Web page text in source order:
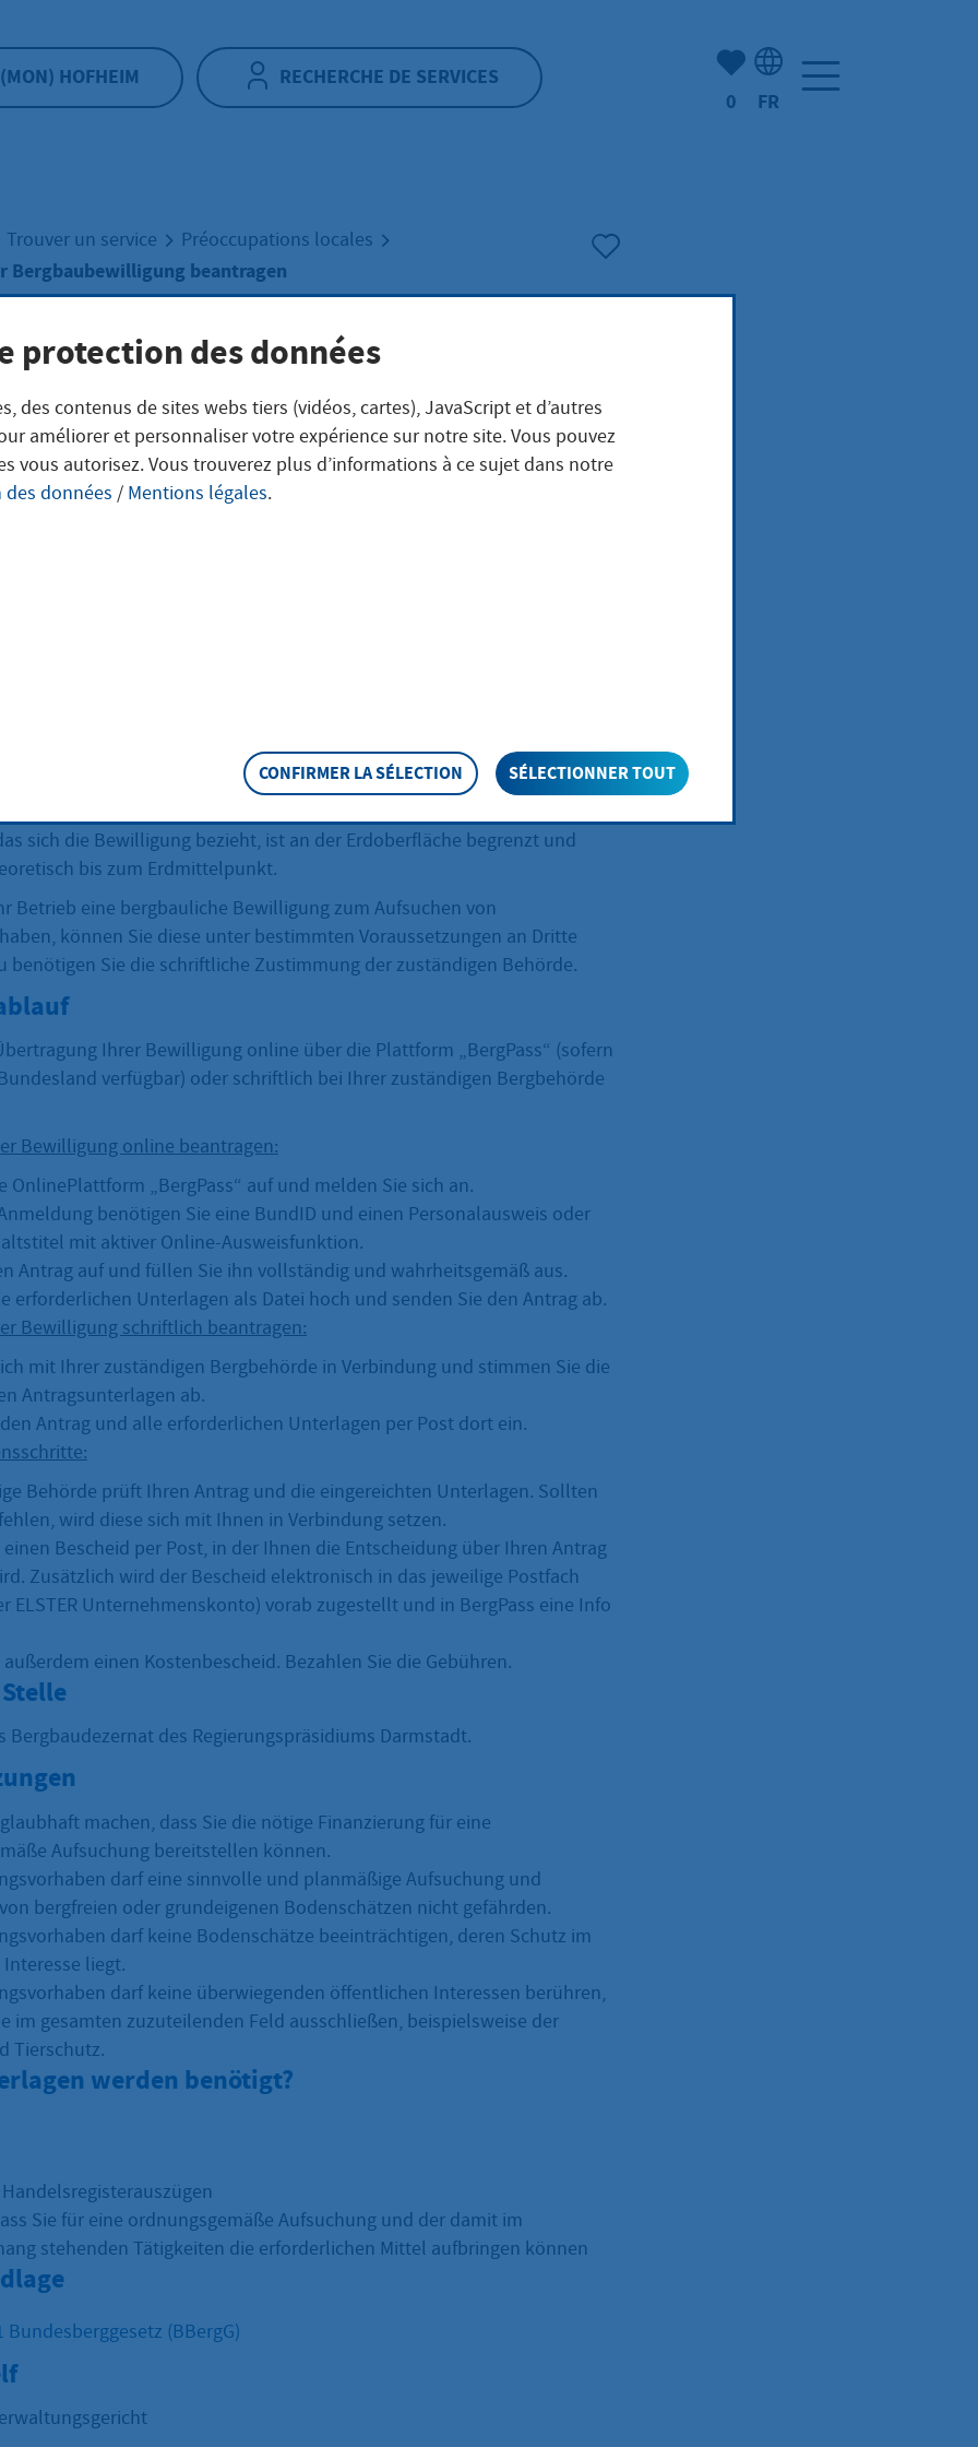
(MON) HOFHEIM RECHERCHE DE SERVICES
Nombre d'éléments mis en
0 FR
Trouver un service Préoccupations locales
Bergbaubewilligung beantragen
der
Bewilligung an eine dritte Person übertragen wollen, benötigen
Bewilligung dürfen Sie als Einziger in einem festgelegten Gebiet
aufsuchen und abbauen.
sich die Bewilligung bezieht, ist an der Erdoberfläche begrenzt und
bis zum Erdmittelpunkt.
Betrieb eine bergbauliche Bewilligung zum Aufsuchen von
können Sie diese unter bestimmten Voraussetzungen an Dritte
benötigen Sie die schriftliche Zustimmung der zuständigen Behörde.
Ihrer Bewilligung online über die Plattform „BergPass“ (sofern
verfügbar) oder schriftlich bei Ihrer zuständigen Bergbehörde
Bewilligung online beantragen:
OnlinePlattform „BergPass“ auf und melden Sie sich an.
benötigen Sie eine BundID und einen Personalausweis oder
mit aktiver Online-Ausweisfunktion.
Antrag auf und füllen Sie ihn vollständig und wahrheitsgemäß aus.
erforderlichen Unterlagen als Datei hoch und senden Sie den Antrag ab.
Bewilligung schriftlich beantragen:
mit Ihrer zuständigen Bergbehörde in Verbindung und stimmen Sie die
Antragsunterlagen ab.
den Antrag und alle erforderlichen Unterlagen per Post dort ein.
Behörde prüft Ihren Antrag und die eingereichten Unterlagen. Sollten
wird diese sich mit Ihnen in Verbindung setzen.
Bescheid per Post, in der Ihnen die Entscheidung über Ihren Antrag
Zusätzlich wird der Bescheid elektronisch in das jeweilige Postfach
ELSTER Unternehmenskonto) vorab zugestellt und in BergPass eine Info
einen Kostenbescheid. Bezahlen Sie die Gebühren.
Bergbaudezernat des Regierungspräsidiums Darmstadt.
machen, dass Sie die nötige Finanzierung für eine
Aufsuchung bereitstellen können.
darf eine sinnvolle und planmäßige Aufsuchung und
bergfreien oder grundeigenen Bodenschätzen nicht gefährden.
darf keine Bodenschätze beeinträchtigen, deren Schutz im
liegt.
darf keine überwiegenden öffentlichen Interessen berühren,
im gesamten zuzuteilenden Feld ausschließen, beispielsweise der
Tierschutz.
werden benötigt?
Sie für eine ordnungsgemäße Aufsuchung und der damit im
stehenden Tätigkeiten die erforderlichen Mittel aufbringen können
Bundesberggesetz (BBergG)
protection des données
des contenus de sites webs tiers (vidéos, cartes), JavaScript et d’autres
améliorer et personnaliser votre expérience sur notre site. Vous pouvez
vous autorisez. Vous trouverez plus d’informations à ce sujet dans notre
données / Mentions légales.
CONFIRMER LA SÉLECTION SÉLECTIONNER TOUT